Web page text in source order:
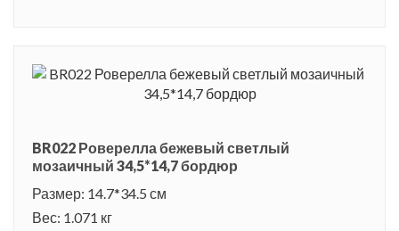
BR022 Роверелла бежевый светлый
мозаичный 34,5*14,7 бордюр
Размер: 14.7*34.5 см
Вес: 1.071 кг